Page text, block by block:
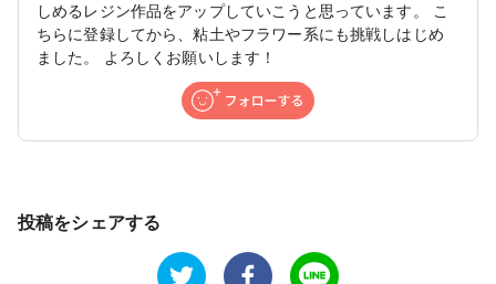
しめるレジン作品をアップしていこうと思っています。 こ
ちらに登録してから、粘土やフラワー系にも挑戦しはじめ
ました。 よろしくお願いします！
投稿をシェアする